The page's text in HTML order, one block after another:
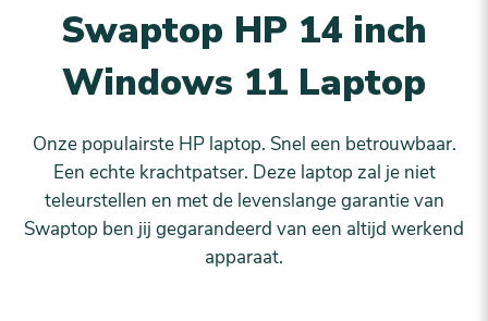
Swaptop HP 14 inch
Windows 11 Laptop
Onze populairste HP laptop. Snel een betrouwbaar.
Een echte krachtpatser. Deze laptop zal je niet
teleurstellen en met de levenslange garantie van
Swaptop ben jij gegarandeerd van een altijd werkend
apparaat.